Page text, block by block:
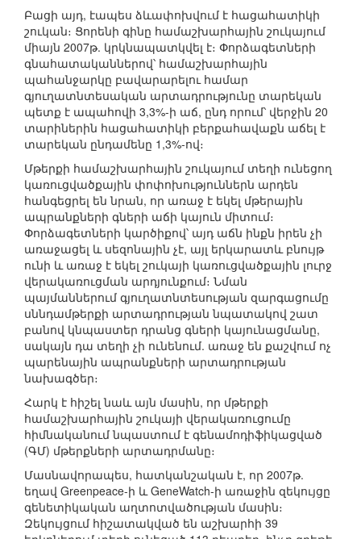
Բացի այդ, էապես ձևափոխվում է հացահատիկի
շուկան։ Ցորենի գինը համաշխարհային շուկայում
միայն 2007թ. կրկնապատկվել է։ Փորձագետների
գնահատականներով՝ համաշխարհային
պահանջարկը բավարարելու համար
գյուղատնտեսական արտադրությունը տարեկան
պետք է ապահովի 3,3%-ի աճ, ընդ որում՝ վերջին 20
տարիներին հացահատիկի բերքահավաքն աճել է
տարեկան ընդամենը 1,3%-ով։
Մթերքի համաշխարհային շուկայում տեղի ունեցող
կառուցվածքային փոփոխություններն արդեն
հանգեցրել են նրան, որ առաջ է եկել մթերային
ապրանքների գների աճի կայուն միտում։
Փորձագետների կարծիքով՝ այդ աճն ինքն իրեն չի
առաջացել և սեզոնային չէ, այլ երկարատև բնույթ
ունի և առաջ է եկել շուկայի կառուցվածքային լուրջ
վերակառուցման արդյունքում։ Նման
պայմաններում գյուղատնտեսության զարգացումը
սննդամթերքի արտադրության նպատակով շատ
բանով կնպաստեր դրանց գների կայունացմանը,
սակայն դա տեղի չի ունենում. առաջ են քաշվում ոչ
պարենային ապրանքների արտադրության
նախագծեր։
Հարկ է հիշել նաև այն մասին, որ մթերքի
համաշխարհային շուկայի վերակառուցումը
հիմնականում նպաստում է գենամոդիֆիկացված
(ԳՄ) մթերքների արտադրմանը։
Մասնավորապես, հատկանշական է, որ 2007թ.
եղավ Greenpeace-ի և GeneWatch-ի առաջին զեկույցը
գենետիկական աղտոտվածության մասին։
Զեկույցում հիշատակված են աշխարհի 39